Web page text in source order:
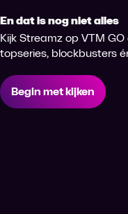
En dat is nog niet alles
Kijk Streamz op VTM
topseries, blockbusters
Begin met kijken